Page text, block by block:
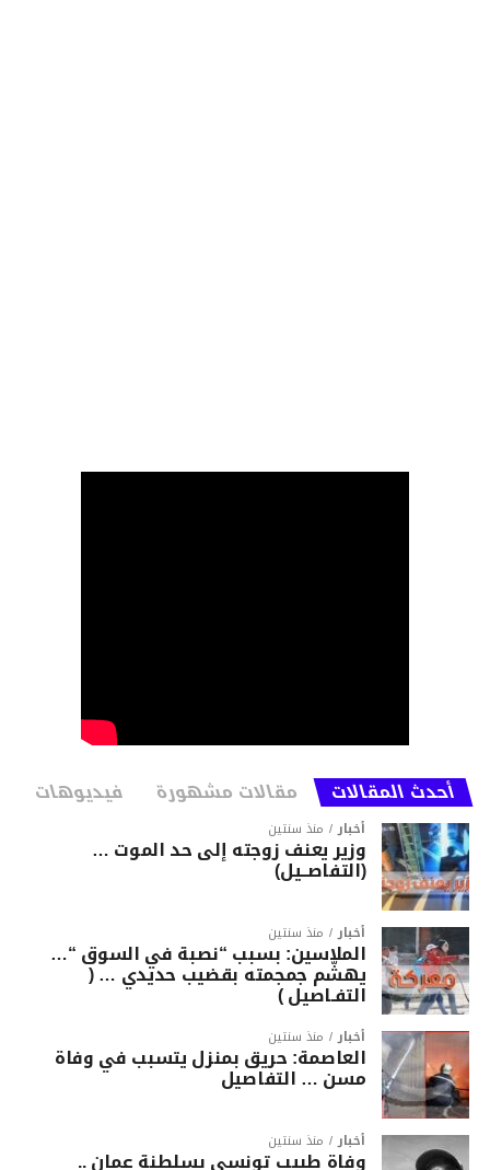
أحدث المقالات مقالات مشهورة فيديوهات
أخبار منذ سنتين
وزير يعنف زوجته إلى حد الموت …
(التفاصــيل)
أخبار منذ سنتين
الملاسين: بسبب “نصبة في السوق “…
يهشّم جمجمته بقضيب حديدي … (
التفـاصيل )
أخبار منذ سنتين
العاصمة: حريق بمنزل يتسبب في وفاة
مسن … التفاصيل
أخبار منذ سنتين
وفاة طبيب تونسي بسلطنة عمان ..